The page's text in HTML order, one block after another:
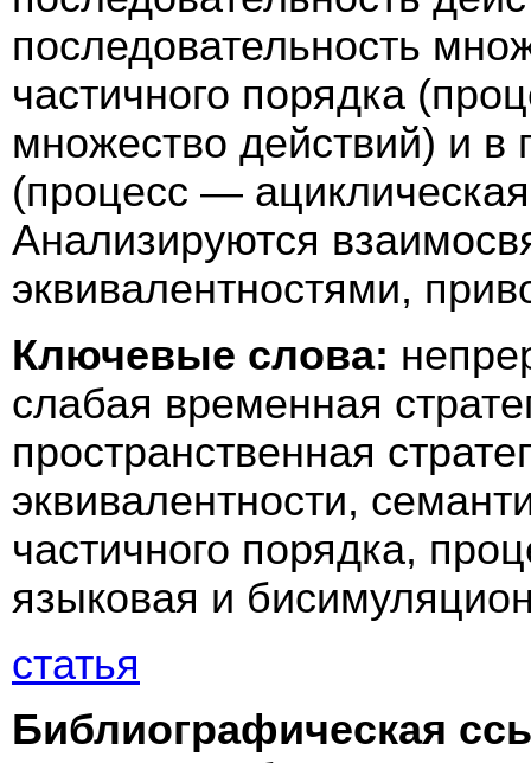
последовательность
частичного порядка
множество действий) и в
(процесс —
Анализируются
эквивалентностями,
Ключевые слова:
слабая временная
пространственная
эквивалентности,
частичного порядка,
языковая и
статья
Библиографическая